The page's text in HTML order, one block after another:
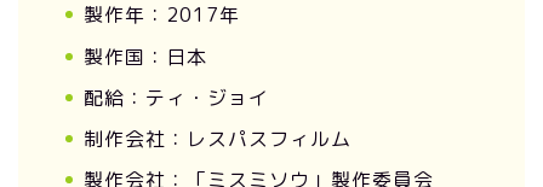
製作年：2017年
製作国：日本
配給：ティ・ジョイ
制作会社：レスパスフィルム
製作会社：「ミスミソウ」製作委員会